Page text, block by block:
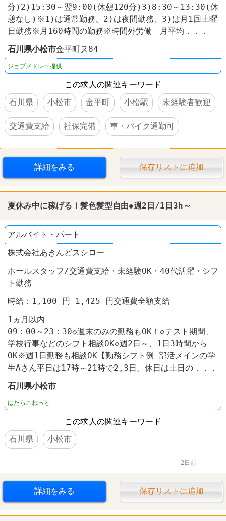
分)2)15:30～翌9:00(休憩120分)3)8:30～13:30(休
憩なし)※1)は通常勤務、2)は夜間勤務、3)は月1回土曜
日勤務※月160時間の勤務※時間外労働 月平均．．．
石川県小松市金平町ヌ84
ジョブメドレー提供
この求人の関連キーワード
石川県
小松市 金平町 小松駅 未経験者歓迎
交通費支給 社保完備 車・バイク通勤可
詳細をみる 保存リストに追加
夏休み中に稼げる！髪色髪型自由◆週2日/1日3h～
アルバイト・パート
株式会社あきんどスシロー
ホールスタッフ/交通費支給・未経験OK・40代活躍・シフ
ト勤務
時給：1,100 円 1,425 円交通費全額支給
1ヵ月以内
09：00～23：30◇週末のみの勤務もOK！◇テスト期間、
学校行事などのシフト相談OK◇週2日～、1日3時間から
OK※週1日勤務も相談OK【勤務シフト例 部活メインの学
生Aさん平日は17時～21時で2,3日。休日は土日の．．．
石川県小松市
はたらこねっと
この求人の関連キーワード
石川県
小松市
2日前
詳細をみる 保存リストに追加